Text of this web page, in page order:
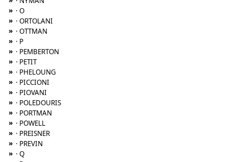
» · O
» · ORTOLANI
» · OTTMAN
» · P
» · PEMBERTON
» · PETIT
» · PHELOUNG
» · PICCIONI
» · PIOVANI
» · POLEDOURIS
» · PORTMAN
» · POWELL
» · PREISNER
» · PREVIN
» · Q